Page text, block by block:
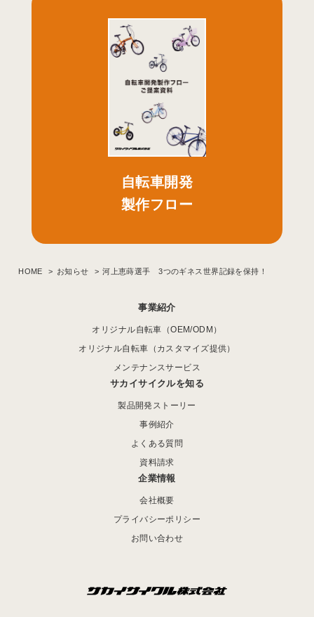
自転車開発
製作フロー
HOME お知らせ 河上恵蒔選手 3つのギネス世界記録を保持！
事業紹介
オリジナル自転車（OEM/ODM）
オリジナル自転車（カスタマイズ提供）
メンテナンスサービス
サカイサイクルを知る
製品開発ストーリー
事例紹介
よくある質問
資料請求
企業情報
会社概要
プライバシーポリシー
お問い合わせ